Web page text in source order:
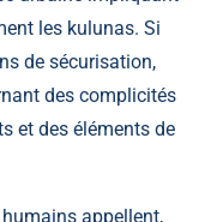
les kulunas. Si
de sécurisation,
des complicités
et des éléments de
appellent,